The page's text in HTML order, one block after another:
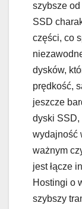
szybsze
SSD
części, co
dysków,
prędkość,
jeszcze
dyski SSD,
wydajność
ważnym
jest łącze
Hostingi o
szybszy